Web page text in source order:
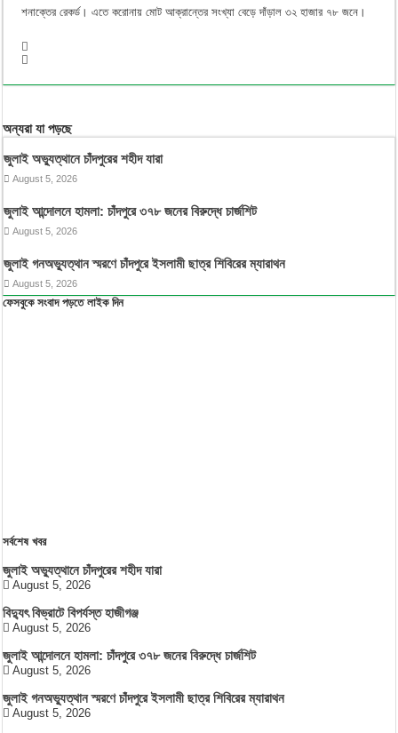
শনাক্তের রেকর্ড। এতে করোনায় মোট আক্রান্তের সংখ্যা বেড়ে দাঁড়াল ৩২ হাজার ৭৮ জনে।
অন্যরা যা পড়ছে
জুলাই অভ্যুত্থানে চাঁদপুরের শহীদ যারা
August 5, 2026
জুলাই আন্দোলনে হামলা: চাঁদপুরে ৩৭৮ জনের বিরুদ্ধে চার্জশিট
August 5, 2026
জুলাই গনঅভ্যুত্থান স্মরণে চাঁদপুরে ইসলামী ছাত্র শিবিরের ম্যারাথন
August 5, 2026
ফেসবুকে সংবাদ পড়তে লাইক দিন
সর্বশেষ খবর
জুলাই অভ্যুত্থানে চাঁদপুরের শহীদ যারা
August 5, 2026
বিদ্যুৎ বিভ্রাটে বিপর্যস্ত হাজীগঞ্জ
August 5, 2026
জুলাই আন্দোলনে হামলা: চাঁদপুরে ৩৭৮ জনের বিরুদ্ধে চার্জশিট
August 5, 2026
জুলাই গনঅভ্যুত্থান স্মরণে চাঁদপুরে ইসলামী ছাত্র শিবিরের ম্যারাথন
August 5, 2026